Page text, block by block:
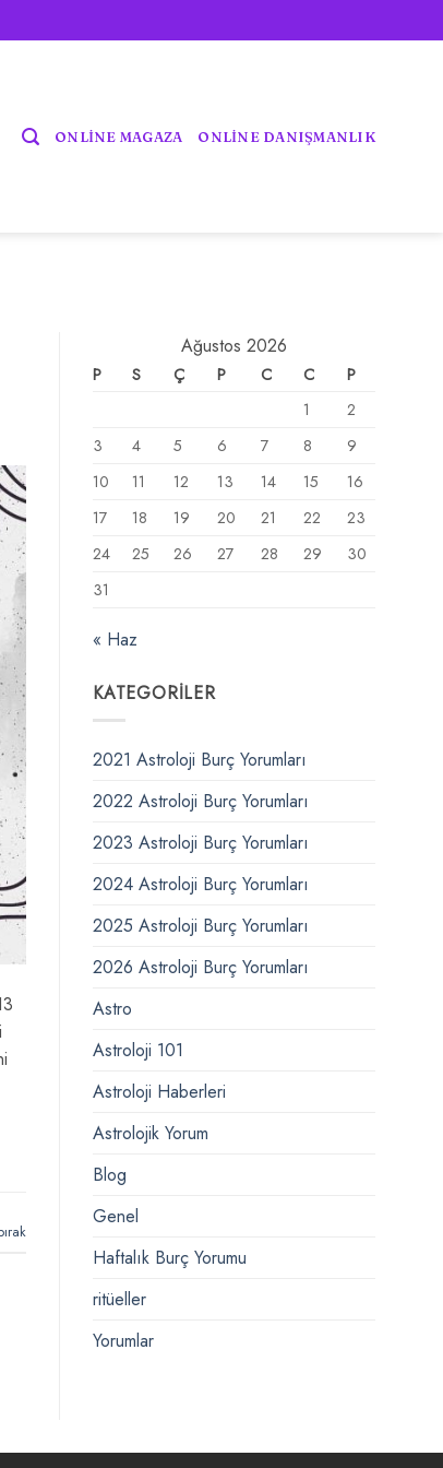
ONLİNE MAGAZA ONLİNE DANIŞMANLIK
Ağustos 2026
P S Ç P C C
P
1
2
3
4 5 6 7 8
9
10
11 12 13 14 15
16
17
18 19 20 21 22
23
24
25 26 27 28 29
30
31
« Haz
KATEGORILER
2021 Astroloji Burç Yorumları
2022 Astroloji Burç Yorumları
2023 Astroloji Burç Yorumları
2024 Astroloji Burç Yorumları
2025 Astroloji Burç Yorumları
2026 Astroloji Burç Yorumları
Astro
Astroloji 101
Astroloji Haberleri
Astrolojik Yorum
Blog
Genel
Haftalık Burç Yorumu
ritüeller
Yorumlar